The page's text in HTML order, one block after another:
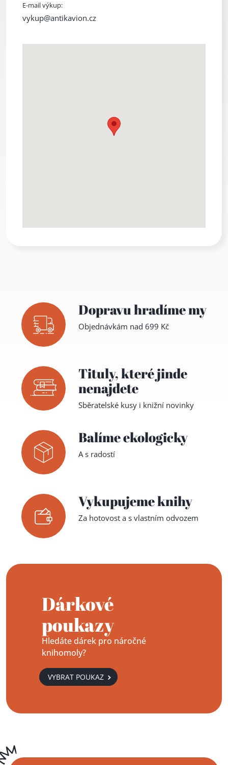
E-mail výkup:
vykup@antikavion.cz
Dopravu hradíme my
Objednávkám nad 699 Kč
Tituly,které jinde
nenajdete
Sběratelské kusy i knižní novinky
Balíme ekologicky
A s radostí
Vykupujeme knihy
Za hotovost a s vlastním odvozem
Dárkové
poukazy
Hledáte dárek pro náročné
knihomoly?
VYBRAT POUKAZ